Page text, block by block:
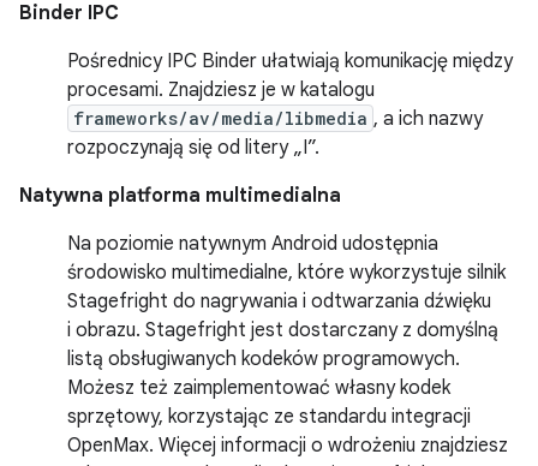
Binder IPC
Pośrednicy IPC Binder ułatwiają komunikację między
procesami. Znajdziesz je w katalogu
frameworks/av/media/libmedia , a ich nazwy
rozpoczynają się od litery „I”.
Natywna platforma multimedialna
Na poziomie natywnym Android udostępnia
środowisko multimedialne, które wykorzystuje silnik
Stagefright do nagrywania i odtwarzania dźwięku
i obrazu. Stagefright jest dostarczany z domyślną
listą obsługiwanych kodeków programowych.
Możesz też zaimplementować własny kodek
sprzętowy, korzystając ze standardu integracji
OpenMax. Więcej informacji o wdrożeniu znajdziesz